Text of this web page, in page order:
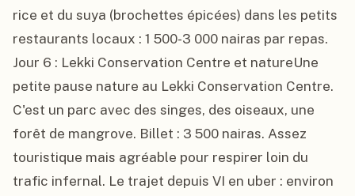
rice et du suya (brochettes épicées) dans les petits
restaurants locaux : 1 500-3 000 nairas par repas.
Jour 6 : Lekki Conservation Centre et natureUne
petite pause nature au Lekki Conservation Centre.
C'est un parc avec des singes, des oiseaux, une
forêt de mangrove. Billet : 3 500 nairas. Assez
touristique mais agréable pour respirer loin du
trafic infernal. Le trajet depuis VI en uber : environ